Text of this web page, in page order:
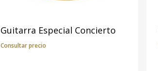
Guitarra Especial Concierto
Consultar precio